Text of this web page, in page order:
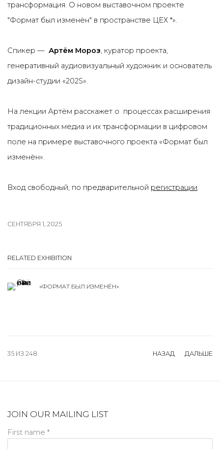
трансформация. О новом выставочном проекте
"Формат был изменён" в пространстве ЦЕХ *».
Спикер — Артём Мороз, куратор проекта,
генеративный аудиовизуальный художник и основатель
дизайн-студии «202S».
На лекции Артём расскажет о процессах расширения
традиционных медиа и их трансформации в цифровом
поле на примере выставочного проекта «Формат был
изменён».
Вход свободный, по предварительной регистрации.
СЕНТЯБРЯ 1, 2025
RELATED EXHIBITION
«ФОРМАТ БЫЛ ИЗМЕНЁН»
НАЗАД ДАЛЬШЕ
35 ИЗ 248
JOIN OUR MAILING LIST
First name *